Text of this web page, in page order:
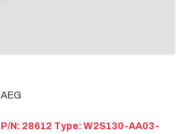
AEG
P/N: 28612 Type: W2S130-AA03-